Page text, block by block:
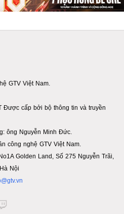
GTV Việt Nam.
Được cấp bởi bộ thông tin và truyền
ông Nguyễn Minh Đức.
công nghệ GTV Việt Nam.
Golden Land, Số 275 Nguyễn Trãi,
Nội